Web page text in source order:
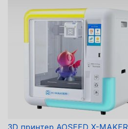
3D принтер AOSEED X-MAKER